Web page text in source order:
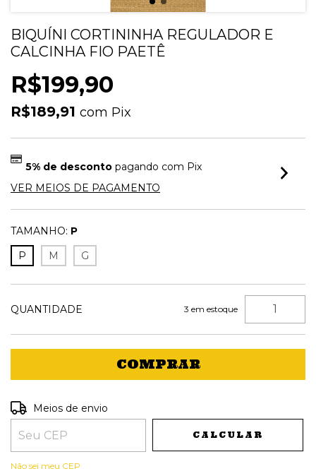
BIQUÍNI CORTININHA REGULADOR E
CALCINHA FIO PAETÊ
R$199,90
R$189,91 com Pix
5% de descontopagando com Pix
VER MEIOS DE PAGAMENTO
TAMANHO: P
P
M G
QUANTIDADE 3 em estoque
Entregas para o CEP:
Meios de envio
CALCULAR
Não sei meu CEP